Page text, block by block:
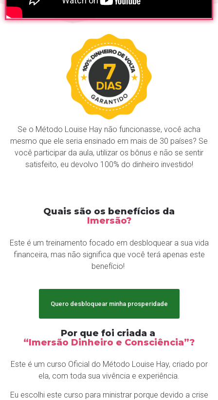
Se o Método Louise Hay não funcionasse, você acha
mesmo que ele seria ensinado em mais de 30 países? Se
você participar da aula, utilizar os bônus e não se sentir
satisfeito, eu devolvo 100% do dinheiro investido!
Quais são os benefícios da
Imersão?
Este é um treinamento focado em desbloquear a sua vida
financeira, mas não significa que você terá apenas este
benefício!
Quero desbloquear minha prosperidade
Por que foi criada a
“Imersão Dinheiro e Consciência”?
Este é um curso Oficial do Método Louise Hay, criado por
ela, com toda sua vivência e experiência.
Eu escolhi este curso para ministrar porque devido a crise